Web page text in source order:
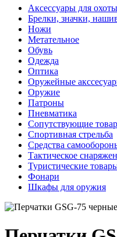
Аксессуары для охоты
Брелки, значки,
Ножи
Метательное
Обувь
Одежда
Оптика
Оружейные
Оружие
Патроны
Пневматика
Сопутствующие
Спортивная стрельба
Средства
Тактическое
Туристические
Фонари
Шкафы для оружия